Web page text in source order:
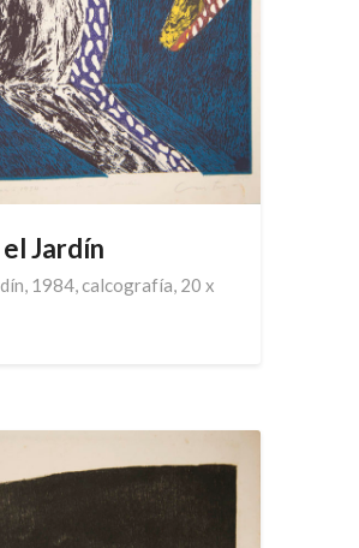
Jardín
1984, calcografía, 20 x